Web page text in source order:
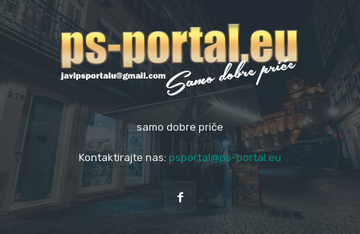
samo dobre priče
Kontaktirajte nas: psportal@ps-portal.eu